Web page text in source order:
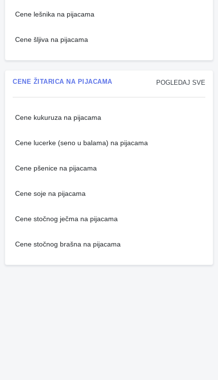
Cene lešnika na pijacama
Cene šljiva na pijacama
POGLEDAJ SVE
CENE ŽITARICA NA PIJACAMA
Cene kukuruza na pijacama
Cene lucerke (seno u balama) na pijacama
Cene pšenice na pijacama
Cene soje na pijacama
Cene stočnog ječma na pijacama
Cene stočnog brašna na pijacama